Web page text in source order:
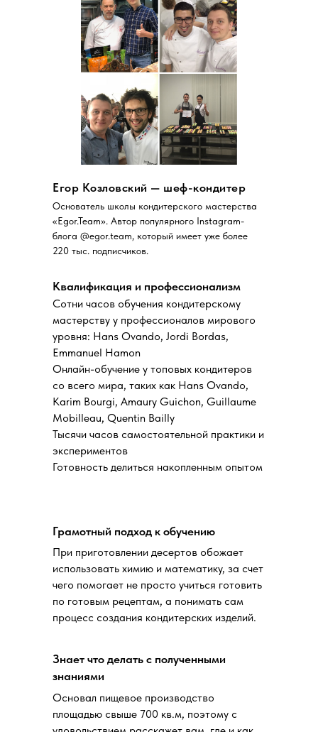
При приготовлении десертов обожает
использовать химию и математику, за счет
чего помогает не просто учиться готовить
по готовым рецептам, а понимать сам
процесс создания кондитерских изделий.
Основал пищевое производство
площадью свыше 700 кв.м, поэтому с
Квалификация и профессионализм
Грамотный подход к обучению
Знает что делать с полученными
знаниями
Егор Козловский — шеф-кондитер
Основатель школы кондитерского мастерства
«Egor.Team». Автор популярного Instagram-
блога @egor.team, который имеет уже более
220 тыс. подписчиков.
Сотни часов обучения кондитерскому
мастерству у профессионалов мирового
уровня: Hans Ovando, Jordi Bordas,
Emmanuel Hamon
Онлайн-обучение у топовых кондитеров
со всего мира, таких как Hans Ovando,
Karim Bourgi, Amaury Guichon, Guillaume
Mobilleau, Quentin Bailly
Тысячи часов самостоятельной практики и
экспериментов
Готовность делиться накопленным опытом